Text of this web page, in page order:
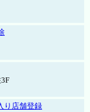
り店舗登録